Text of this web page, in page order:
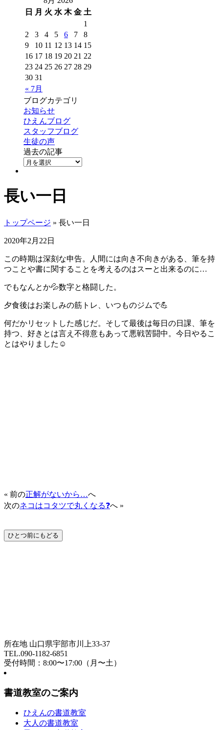
日
月 火 水 木 金 土
« 7月
1
2
3 4 5 6 7
8
9
10 11 12 13 14 15
16 17 18 19 20 21 22
23 24 25 26 27 28 29
30 31
ブログカテゴリ
お知らせ
ひえんブログ
スタッフブログ
生徒の声
過去の記事
長い一日
トップページ » 長い一日
2020年2月22日
この時期は深刻な申告。人間には向き不向きがある、筆を持
つことや書に関することを考えるのはスーと出来るのに…
でもなんとか💦数字と格闘した。
夕食後はお楽しみの筋トレ、いつものジムで💪
何だかリセットした感じだ。そして最後は毎日の日課、筆を
持つ、好きとは言え不得意もあって悪戦苦闘中。今日やるこ
とはやりました☺️
« 前の正解がないから…へ
次のネコはコタツで丸くなる❓へ »
所在地 山口県宇部市川上33-37
TEL.090-1182-6851
受付時間：8:00〜17:00（月〜土）
書道教室のご案内
ひえんの書道教室
大人の書道教室